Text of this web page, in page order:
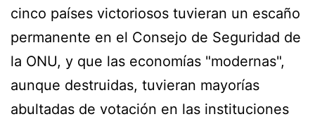
cinco países victoriosos tuvieran un escaño
permanente en el Consejo de Seguridad de
la ONU, y que las economías "modernas",
aunque destruidas, tuvieran mayorías
abultadas de votación en las instituciones